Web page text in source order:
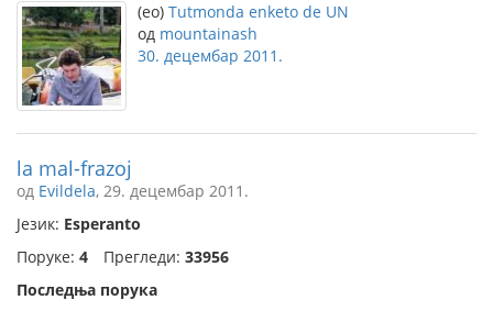
(eo) Tutmonda enketo de UN
од mountainash
30. децембар 2011.
la mal-frazoj
од Evildela, 29. децембар 2011.
Језик: Esperanto
Поруке: 4 Прегледи: 33956
Последња порука